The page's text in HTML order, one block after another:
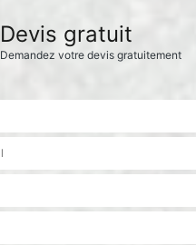
Devis gratuit
Demandez votre devis gratuitement